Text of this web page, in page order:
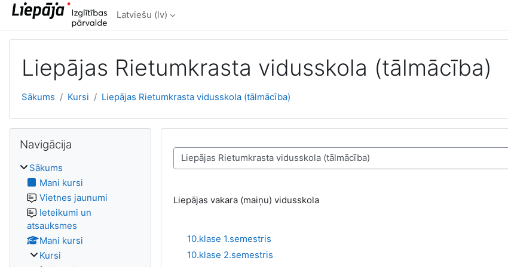
Atvērt galveno saturu
Latviešu ‎(lv)‎
Liepājas Rietumkrasta vidusskola (tālmācība)
Sākums Kursi Liepājas Rietumkrasta vidusskola (tālmācība)
Kursu kategorijas
Liepājas vakara (maiņu) vidusskola
10.klase 1.semestris
10.klase 2.semestris
Navigācija
Sākums
Mani kursi
Vietnes jaunumi
Ieteikumi un
atsauksmes
Mani kursi
Kursi